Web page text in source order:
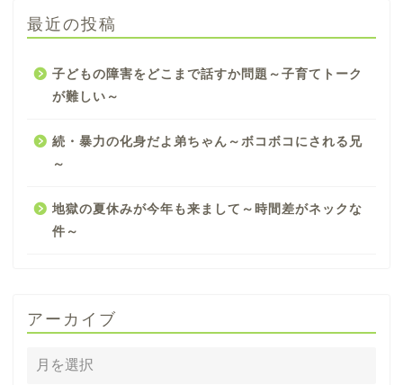
最近の投稿
子どもの障害をどこまで話すか問題～子育てトーク
が難しい～
続・暴力の化身だよ弟ちゃん～ボコボコにされる兄
～
地獄の夏休みが今年も来まして～時間差がネックな
件～
アーカイブ